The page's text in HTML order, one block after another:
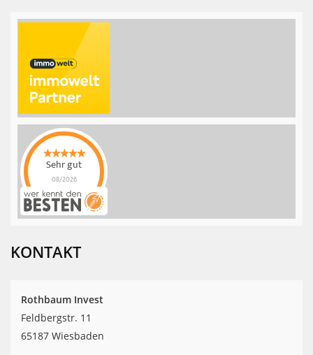
Sehr gut
08/2026
Rothbaum Invest
hat4.9von5
auf
werkenntdenBESTEN.de
KONTAKT
Rothbaum Invest
Feldbergstr. 11
65187 Wiesbaden